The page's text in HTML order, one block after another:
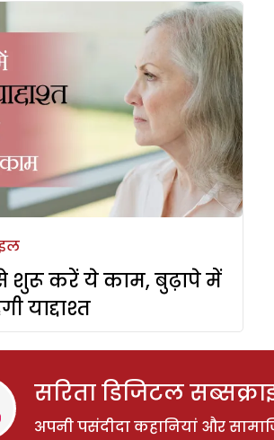
शुरू करें ये काम, बुढ़ापे में
याद्दाश्त
सरिता डिजिटल
अपनी पसंदीदा कहानियां और